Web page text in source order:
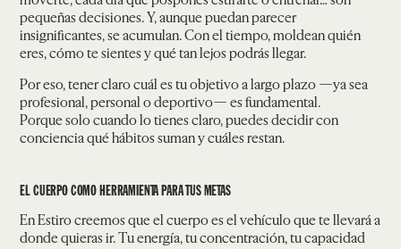
pequeñas decisiones. Y, aunque puedan parecer
insignificantes, se acumulan. Con el tiempo, moldean quién
eres, cómo te sientes y qué tan lejos podrás llegar.
Por eso, tener claro cuál es tu objetivo a largo plazo —ya sea
profesional, personal o deportivo— es fundamental.
Porque solo cuando lo tienes claro, puedes decidir con
conciencia qué hábitos suman y cuáles restan.
EL CUERPO COMO HERRAMIENTA PARA TUS METAS
En Estiro creemos que el cuerpo es el vehículo que te llevará a
donde quieras ir. Tu energía, tu concentración, tu capacidad